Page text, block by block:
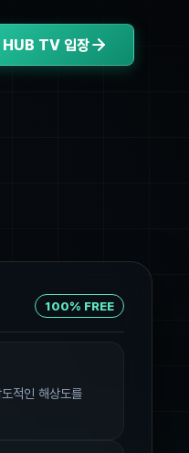
HUB TV 입장
100% FREE
적인 해상도를